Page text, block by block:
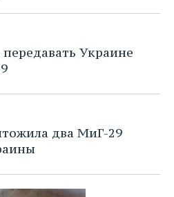
Украине
два МиГ-29